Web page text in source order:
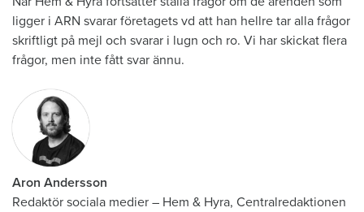
ligger i ARN svarar företagets vd att han hellre tar alla frågor
skriftligt på mejl och svarar i lugn och ro. Vi har skickat flera
frågor, men inte fått svar ännu.
Aron Andersson
Redaktör sociala medier – Hem & Hyra, Centralredaktionen